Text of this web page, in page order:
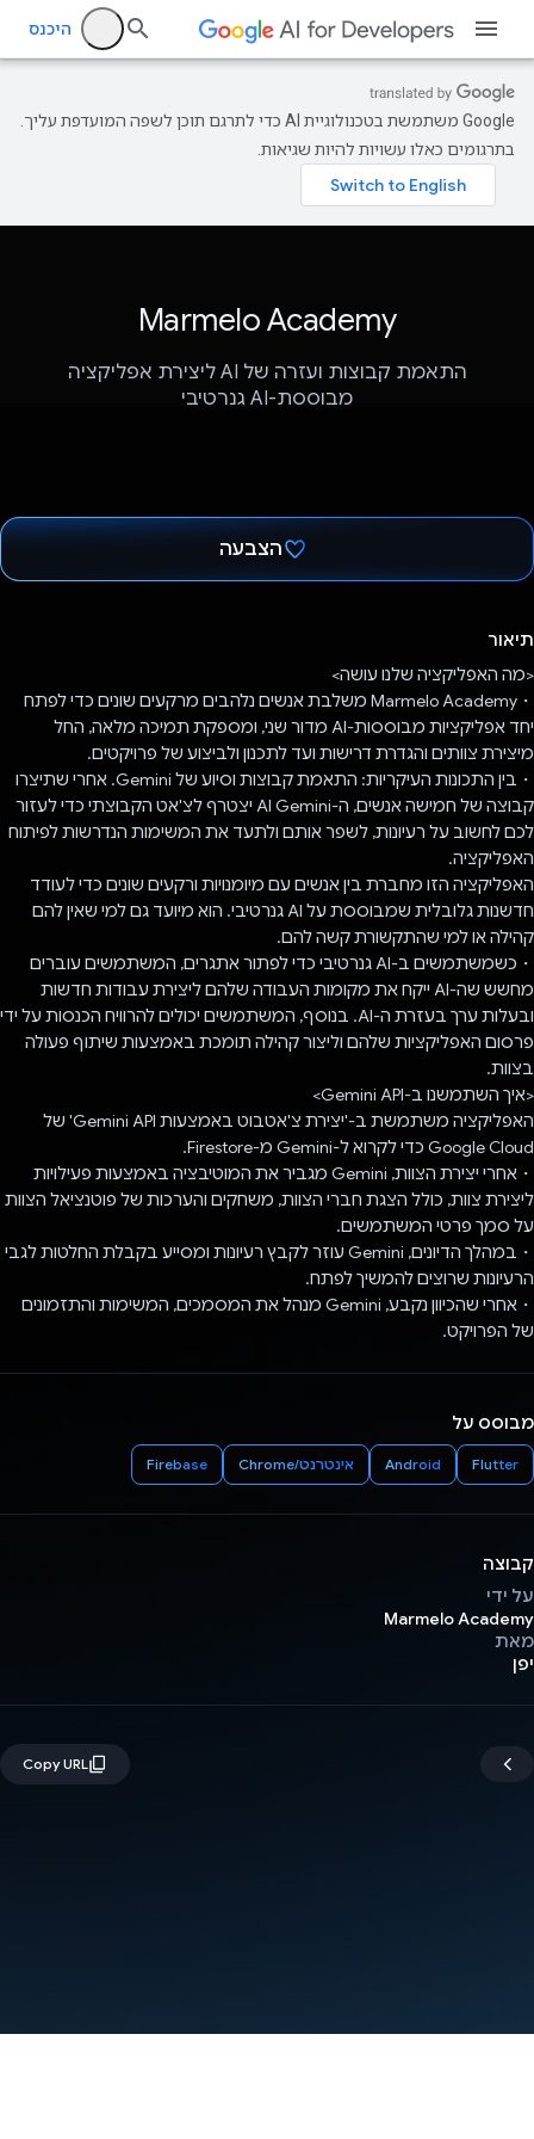
היכנס
‫Google משתמשת בטכנולוגיית AI כדי לתרגם תוכן לשפה המועדפת עליך.
בתרגומים כאלו עשויות להיות שגיאות.
Marmelo Academy
התאמת קבוצות ועזרה של AI ליצירת אפליקציה
מבוססת-AI גנרטיבי
הצבעה
תיאור
<מה האפליקציה שלנו עושה>
・Marmelo Academy משלבת אנשים נלהבים מרקעים שונים כדי לפתח
יחד אפליקציות מבוססות-AI מדור שני, ומספקת תמיכה מלאה, החל
מיצירת צוותים והגדרת דרישות ועד לתכנון ולביצוע של פרויקטים.
・בין התכונות העיקריות: התאמת קבוצות וסיוע של Gemini. אחרי שתיצרו
קבוצה של חמישה אנשים, ה-AI Gemini יצטרף לצ'אט הקבוצתי כדי לעזור
לכם לחשוב על רעיונות, לשפר אותם ולתעד את המשימות הנדרשות לפיתוח
האפליקציה.
האפליקציה הזו מחברת בין אנשים עם מיומנויות ורקעים שונים כדי לעודד
חדשנות גלובלית שמבוססת על AI גנרטיבי. הוא מיועד גם למי שאין להם
קהילה או למי שהתקשורת קשה להם.
・כשמשתמשים ב-AI גנרטיבי כדי לפתור אתגרים, המשתמשים עוברים
מחשש שה-AI ייקח את מקומות העבודה שלהם ליצירת עבודות חדשות
ובעלות ערך בעזרת ה-AI. בנוסף, המשתמשים יכולים להרוויח הכנסות על ידי
פרסום האפליקציות שלהם וליצור קהילה תומכת באמצעות שיתוף פעולה
בצוות.
<איך השתמשנו ב-Gemini API>
האפליקציה משתמשת ב-'יצירת צ'אטבוט באמצעות Gemini API' של
Google Cloud כדי לקרוא ל-Gemini מ-Firestore.
・אחרי יצירת הצוות, Gemini מגביר את המוטיבציה באמצעות פעילויות
ליצירת צוות, כולל הצגת חברי הצוות, משחקים והערכות של פוטנציאל הצוות
על סמך פרטי המשתמשים.
・במהלך הדיונים, Gemini עוזר לקבץ רעיונות ומסייע בקבלת החלטות לגבי
הרעיונות שרוצים להמשיך לפתח.
・אחרי שהכיוון נקבע, Gemini מנהל את המסמכים, המשימות והתזמונים
של הפרויקט.
מבוסס על
Flutter
Android אינטרנט/Chrome Firebase
קבוצה
על ידי
Marmelo Academy
מאת
יפן